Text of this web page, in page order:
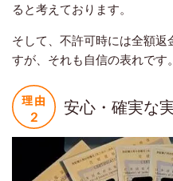
ると考えております。
そして、不許可時には全額返
すが、それも自信の表れです
安心・確実な